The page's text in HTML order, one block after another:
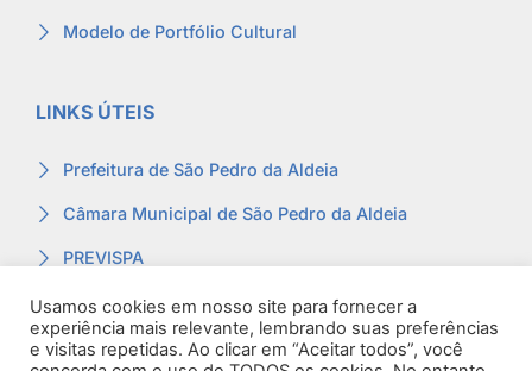
Modelo de Portfólio Cultural
LINKS ÚTEIS
Prefeitura de São Pedro da Aldeia
Câmara Municipal de São Pedro da Aldeia
PREVISPA
Ouvidoria
Contracheque
Usamos cookies em nosso site para fornecer a
experiência mais relevante, lembrando suas preferências
e visitas repetidas. Ao clicar em “Aceitar todos”, você